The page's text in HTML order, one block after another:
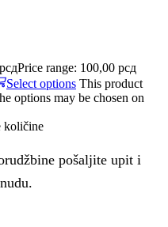
рсдPrice range: 100,00 рсд
Select options This product
options may be chosen on
količine
pošaljite upit i